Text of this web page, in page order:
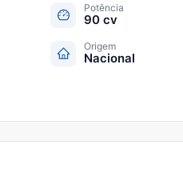
Potência
90 cv
Origem
Nacional